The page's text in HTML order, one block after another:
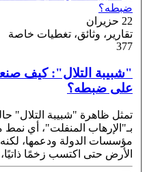
22 حزيران
تقارير، وثائق، تغطيات خاصة
377
"شبيبة التلال": كيف
على ضبطه؟
تمثل ظاهرة "شبيبة التلال"
بـ"الإرهاب المنفلت"، أي
مؤسسات الدولة ودعمها،
الأرض حتى اكتسب زخمًا